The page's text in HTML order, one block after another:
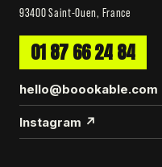
93400 Saint-Ouen, France
01 87 66 24 84
hello@boookable.com
Instagram ↗